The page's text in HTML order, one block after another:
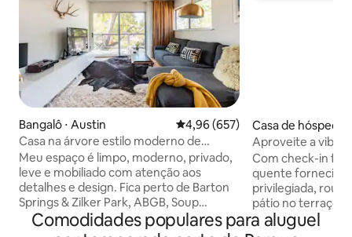
Bangalô ⋅ Austin 4,96 de uma avaliação média de
4,96 (657)
Casa na árvore estilo moderno de
meados do século perto do Zilker Park
Meu espaço é limpo, moderno, privado,
leve e mobiliado com atenção aos
detalhes e design. Fica perto de Barton
Springs & Zilker Park, ABGB, Soup
Peddler - Real Food & Juice Bar,
Gourdough's, Papalote, Phoenicia,
Casa de
Aproveite a vibe
de luxo
Com check-in
quente
privilegiada,
pátio no terraço,
sentirá como se
em um hotel 5
Comodidades populares para aluguel